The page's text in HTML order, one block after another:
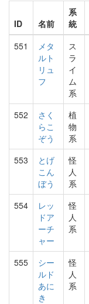
ID 名前
系
統
551
メタ
ルト
リュ
フ
ス
ラ
イ
ム
系
552
さく
らこ
ぞう
植
物
系
553
とげ
こん
ぼう
怪
人
系
554
レッ
ドア
ーチ
ャー
怪
人
系
555
シー
ルド
あに
き
怪
人
系